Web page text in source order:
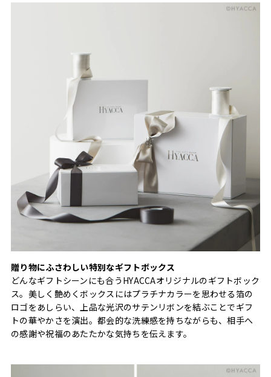
贈り物にふさわしい特別なギフトボックス
どんなギフトシーンにも合うHYACCAオリジナルのギフトボック
ス。美しく艶めくボックスにはプラチナカラーを思わせる箔の
ロゴをあしらい、上品な光沢のサテンリボンを結ぶことでギフ
トの華やかさを演出。都会的な洗練感を持ちながらも、相手へ
の感謝や祝福のあたたかな気持ちを伝えます。